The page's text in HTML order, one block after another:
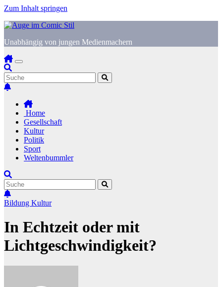
Zum Inhalt springen
Unabhängig von jungen Medienmachern
Home
Gesellschaft
Kultur
Politik
Sport
Weltenbummler
Bildung Kultur
In Echtzeit oder mit
Lichtgeschwindigkeit?